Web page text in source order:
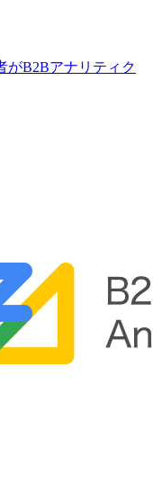
がB2Bアナリティク